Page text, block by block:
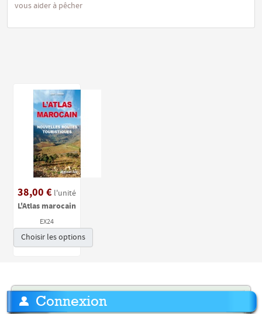
vous aider à pêcher
38,00 € l'unité
L'Atlas marocain
EX24
Choisir les options
Connexion